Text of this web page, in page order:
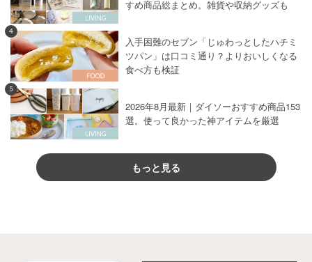
すめ商品総まとめ。雑貨や収納グッズも
4
入手困難のセブン「じゅわっとしたハチミ
ツパン」は口コミ通り？よりおいしくなる
食べ方も検証
5
2026年8月最新｜ダイソーおすすめ商品153
選。使って良かった神アイテムを厳選
もっと見る